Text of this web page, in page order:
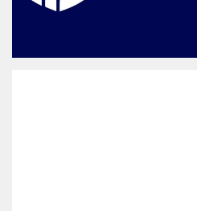
09101364784